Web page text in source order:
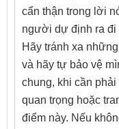
cẩn thận trong lời
người dự định ra đi
Hãy tránh xa
và hãy tự bảo vệ
chung, khi cần
quan trọng hoặc
điểm này. Nếu